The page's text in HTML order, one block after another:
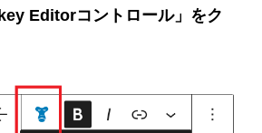
Editorコントロール」をク